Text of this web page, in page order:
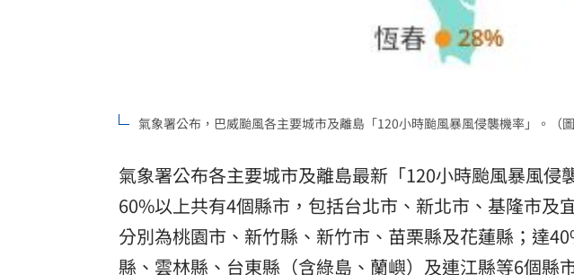
氣象署公布，巴威颱風各主要城市及離島「120小時颱風暴風侵襲機率」。（圖
氣象署公布各主要城市及離島最新「120小時颱風暴風侵
60%以上共有4個縣市，包括台北市、新北市、基隆市及
分別為桃園市、新竹縣、新竹市、苗栗縣及花蓮縣；達
縣、雲林縣、台東縣（含綠島、蘭嶼）及連江縣等6個縣